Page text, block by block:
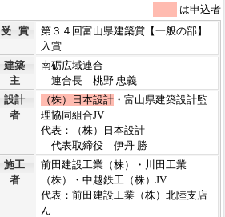
は申込者
受 賞
第３４回富山県建築賞【一般の部】
入賞
建築
主
南砺広域連合
連合長 桃野 忠義
設計
者
（株）日本設計・富山県建築設計監
理協同組合JV
代表：（株）日本設計
代表取締役 伊丹 勝
施工
者
前田建設工業（株）・川田工業
（株）・中越鉄工（株）JV
代表：前田建設工業（株）北陸支店
ん